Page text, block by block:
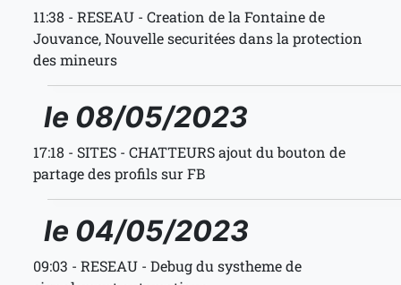
11:38 - RESEAU - Creation de la Fontaine de
Jouvance, Nouvelle securitées dans la protection
des mineurs
le 08/05/2023
17:18 - SITES - CHATTEURS ajout du bouton de
partage des profils sur FB
le 04/05/2023
09:03 - RESEAU - Debug du systheme de